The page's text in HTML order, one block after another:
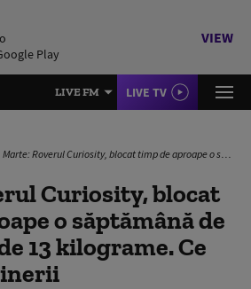
Play
VIEW
LIVE FM LIVE TV
Marte: Roverul Curiosity, blocat timp de aproape o săptămână de un bolovan de 13 kilograme. Ce au făcut inginerii
Curiosity, blocat
o săptămână de
13 kilograme. Ce